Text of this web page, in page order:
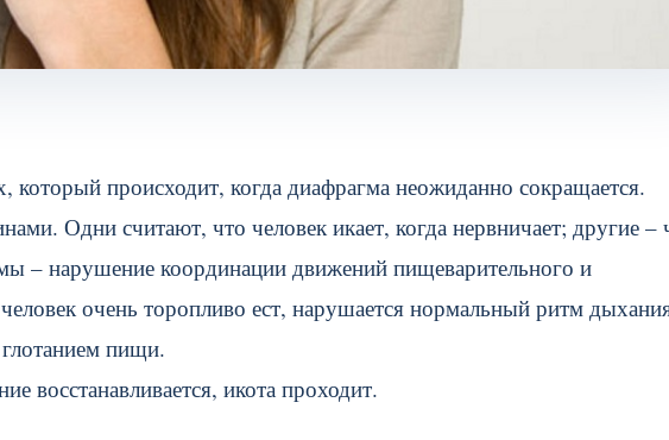
который происходит, когда диафрагма неожиданно сокращается.
Одни считают, что человек икает, когда нервничает; другие –
– нарушение координации движений пищеварительного и
очень торопливо ест, нарушается нормальный ритм
пищи.
восстанавливается, икота проходит.